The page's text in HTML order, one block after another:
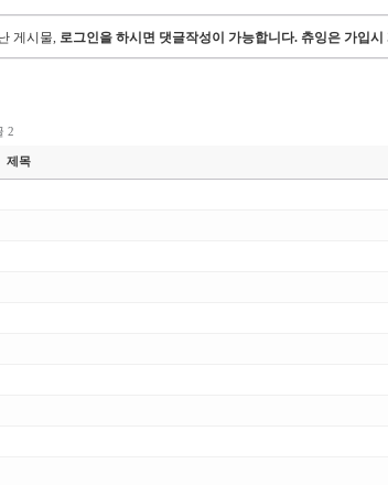
게시물, 로그인을 하시면 댓글작성이 가능합니다. 츄잉은 가입
2
제목